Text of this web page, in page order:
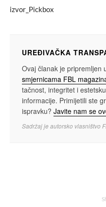
izvor_Pickbox
UREĐIVAČKA
Ovaj članak je pripremljen
smjernicama FBL
tačnost, integritet i
informacije. Primijetili ste
ispravku? Javite nam se
Sadržaj je autorsko vlasništvo